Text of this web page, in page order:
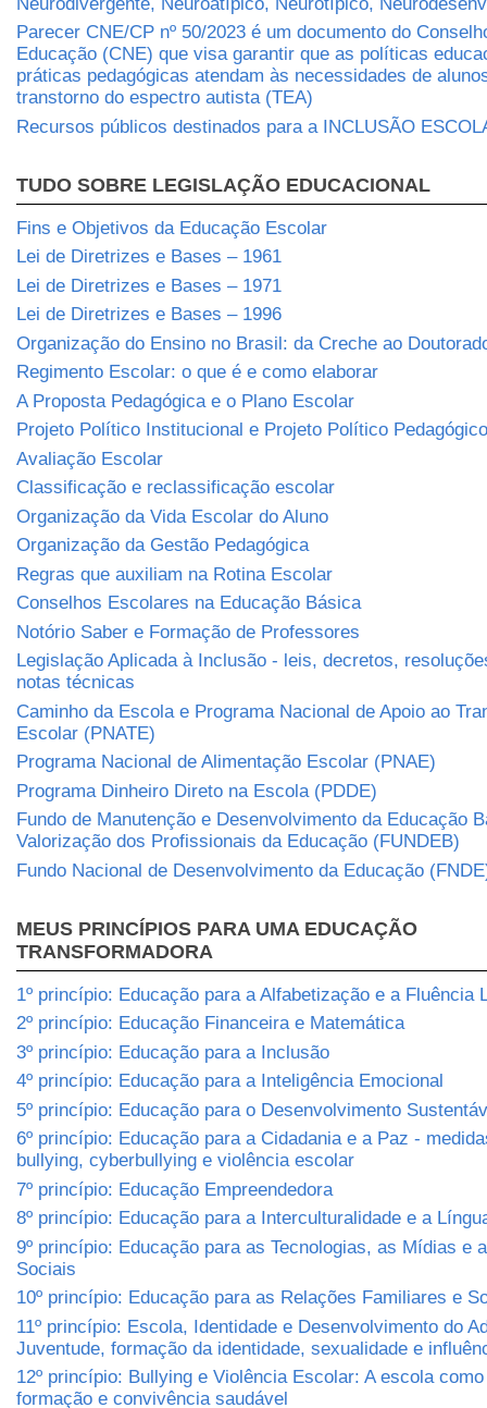
Parecer CNE/CP nº 50/2023 é um documento do
Educação (CNE) que visa garantir que as políticas
práticas pedagógicas atendam às necessidades de
transtorno do espectro autista (TEA)
Recursos públicos destinados para a INCLUSÃO
TUDO SOBRE LEGISLAÇÃO EDUCACIONAL
Fins e Objetivos da Educação Escolar
Lei de Diretrizes e Bases – 1961
Lei de Diretrizes e Bases – 1971
Lei de Diretrizes e Bases – 1996
Organização do Ensino no Brasil: da Creche ao
Regimento Escolar: o que é e como elaborar
A Proposta Pedagógica e o Plano Escolar
Projeto Político Institucional e Projeto Político Pedagógico
Avaliação Escolar
Classificação e reclassificação escolar
Organização da Vida Escolar do Aluno
Organização da Gestão Pedagógica
Regras que auxiliam na Rotina Escolar
Conselhos Escolares na Educação Básica
Notório Saber e Formação de Professores
Legislação Aplicada à Inclusão - leis, decretos,
notas técnicas
Caminho da Escola e Programa Nacional de Apoio ao
Escolar (PNATE)
Programa Nacional de Alimentação Escolar (PNAE)
Programa Dinheiro Direto na Escola (PDDE)
Fundo de Manutenção e Desenvolvimento da Educação
Valorização dos Profissionais da Educação (FUNDEB)
Fundo Nacional de Desenvolvimento da Educação
MEUS PRINCÍPIOS PARA UMA EDUCAÇÃO
TRANSFORMADORA
1º princípio: Educação para a Alfabetização e a Fluência
2º princípio: Educação Financeira e Matemática
3º princípio: Educação para a Inclusão
4º princípio: Educação para a Inteligência Emocional
5º princípio: Educação para o Desenvolvimento
6º princípio: Educação para a Cidadania e a Paz -
bullying, cyberbullying e violência escolar
7º princípio: Educação Empreendedora
8º princípio: Educação para a Interculturalidade e a
9º princípio: Educação para as Tecnologias, as Mídias e
Sociais
10º princípio: Educação para as Relações Familiares e
11º princípio: Escola, Identidade e Desenvolvimento do
Juventude, formação da identidade, sexualidade e
12º princípio: Bullying e Violência Escolar: A escola
formação e convivência saudável